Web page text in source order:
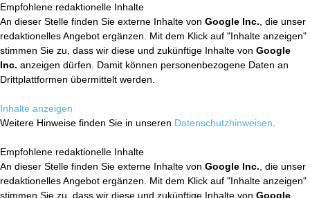
Empfohlene redaktionelle Inhalte
An dieser Stelle finden Sie externe Inhalte von Google Inc. , die unser
redaktionelles Angebot ergänzen. Mit dem Klick auf "Inhalte anzeigen"
stimmen Sie zu, dass wir diese und zukünftige Inhalte von Google
Inc. anzeigen dürfen. Damit können personenbezogene Daten an
Drittplattformen übermittelt werden.
Inhalte anzeigen
Weitere Hinweise finden Sie in unseren Datenschutzhinweisen
Empfohlene redaktionelle Inhalte
An dieser Stelle finden Sie externe Inhalte von Google Inc. , die unser
redaktionelles Angebot ergänzen. Mit dem Klick auf "Inhalte anzeigen"
stimmen Sie zu, dass wir diese und zukünftige Inhalte von Google